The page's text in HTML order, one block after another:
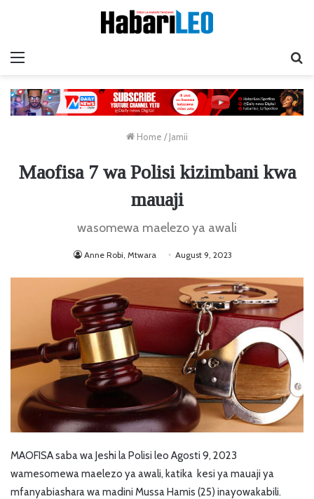
Home / Jamii
Maofisa 7 wa Polisi kizimbani kwa
mauaji
wasomewa maelezo ya awali
Anne Robi, Mtwara August 9, 2023
MAOFISA saba wa Jeshi la Polisi leo Agosti 9, 2023
wamesomewa maelezo ya awali, katika kesi ya mauaji ya
mfanyabiashara wa madini Mussa Hamis (25) inayowakabili.